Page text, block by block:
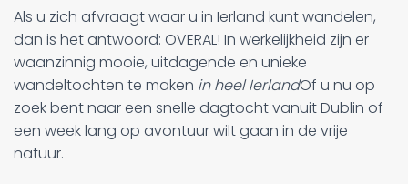
Als u zich afvraagt waar u in Ierland kunt wandelen,
dan is het antwoord: OVERAL! In werkelijkheid zijn er
waanzinnig mooie, uitdagende en unieke
wandeltochten te maken in heel IerlandOf u nu op
zoek bent naar een snelle dagtocht vanuit Dublin of
een week lang op avontuur wilt gaan in de vrije
natuur.